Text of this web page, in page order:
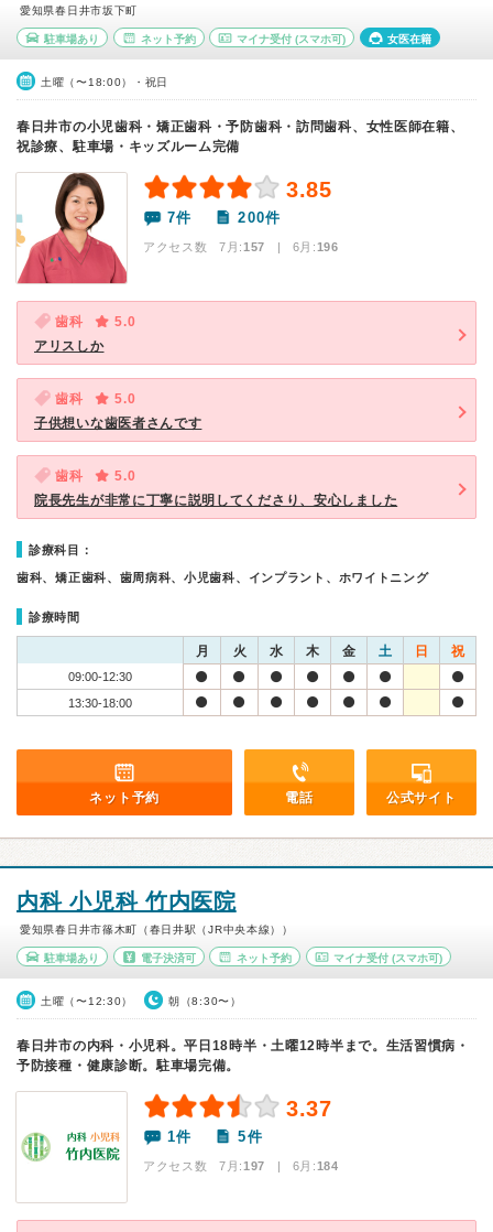
愛知県春日井市坂下町
駐車場あり ネット予約 マイナ受付 (スマホ可) 女医在籍
土曜（〜18:00）・祝日
春日井市の小児歯科・矯正歯科・予防歯科・訪問歯科、女性医師在籍、
祝診療、駐車場・キッズルーム完備
3.85
7件 200件
アクセス数 7月:157 | 6月:196
歯科
5.0
アリスしか
歯科
5.0
子供想いな歯医者さんです
歯科
5.0
院長先生が非常に丁寧に説明してくださり、安心しました
診療科目：
歯科、矯正歯科、歯周病科、小児歯科、インプラント、ホワイトニング
診療時間
月 火 水 木 金 土 日 祝
09:00-12:30
13:30-18:00
ネット予約 電話 公式サイト
内科 小児科 竹内医院
愛知県春日井市篠木町（春日井駅（JR中央本線））
駐車場あり 電子決済可 ネット予約 マイナ受付 (スマホ可)
土曜（〜12:30） 朝（8:30〜）
春日井市の内科・小児科。平日18時半・土曜12時半まで。生活習慣病・
予防接種・健康診断。駐車場完備。
3.37
1件 5件
アクセス数 7月:197 | 6月:184